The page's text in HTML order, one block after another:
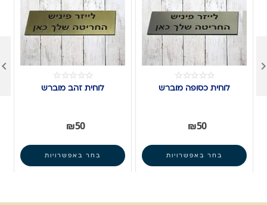
לוחית כסופה מוברש
₪50
בחר באפשרויות
לוחית זהב מוברש
₪50
בחר באפשרויות